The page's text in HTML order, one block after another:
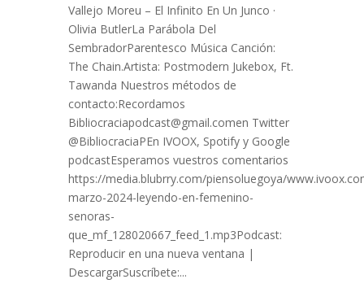
Vallejo Moreu – El Infinito En Un Junco ·
Olivia ButlerLa Parábola Del
SembradorParentesco Música Canción:
The Chain.Artista: Postmodern Jukebox, Ft.
Tawanda Nuestros métodos de
contacto:Recordamos
Bibliocraciapodcast@gmail.comen Twitter
@BibliocraciaPEn IVOOX, Spotify y Google
podcastEsperamos vuestros comentarios
https://media.blubrry.com/piensoluegoya/
marzo-2024-leyendo-en-femenino-
senoras-
que_mf_128020667_feed_1.mp3Podcast:
Reproducir en una nueva ventana |
DescargarSuscríbete:...